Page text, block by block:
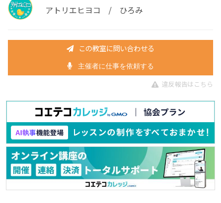
アトリエヒヨコ / ひろみ
この教室に問い合わせる
主催者に仕事を依頼する
違反報告はこちら